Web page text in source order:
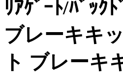
ﾘｱｹﾞｰﾄ/ﾊﾞｯｸ
ブレーキキ
ト ブレーキ